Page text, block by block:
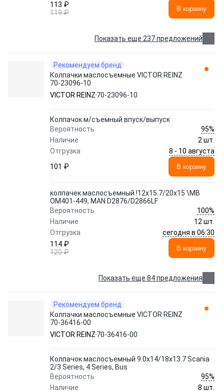
113 ₽
119 ₽
В корзину
Показать еще 237 предложений
Рекомендуем бренд
Колпачки маслосъемные VICTOR REINZ
70-23096-10
VICTOR REINZ 70-23096-10
Колпачок м/съемный впуск/выпуск
Вероятность
95%
Наличие
2 шт.
Отгрузка
8 - 10 августа
101 ₽
В корзину
колпачек маслосъемный !12x15.7/20x15 \MB
OM401-449, MAN D2876/D2866LF
Вероятность
100%
Наличие
12 шт.
Отгрузка
сегодня в 06:30
114 ₽
120 ₽
В корзину
Показать еще 84 предложения
Рекомендуем бренд
Колпачки маслосъемные VICTOR REINZ
70-36416-00
VICTOR REINZ 70-36416-00
Колпачок маслосъемный 9.0x14/18x13.7 Scania
2/3 Series, 4 Series, Bus
Вероятность
95%
Наличие
8 шт.